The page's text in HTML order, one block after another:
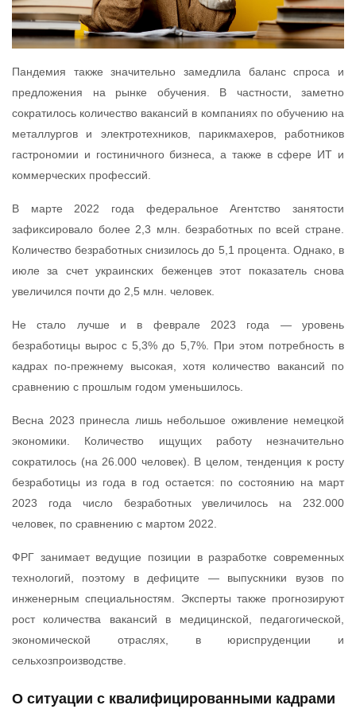
Пандемия также значительно замедлила баланс спроса и
предложения на рынке обучения. В частности, заметно
сократилось количество вакансий в компаниях по обучению на
металлургов и электротехников, парикмахеров, работников
гастрономии и гостиничного бизнеса, а также в сфере ИТ и
коммерческих профессий.
В марте 2022 года федеральное Агентство занятости
зафиксировало более 2,3 млн. безработных по всей стране.
Количество безработных снизилось до 5,1 процента. Однако, в
июле за счет украинских беженцев этот показатель снова
увеличился почти до 2,5 млн. человек.
Не стало лучше и в феврале 2023 года — уровень
безработицы вырос с 5,3% до 5,7%. При этом потребность в
кадрах по-прежнему высокая, хотя количество вакансий по
сравнению с прошлым годом уменьшилось.
Весна 2023 принесла лишь небольшое оживление немецкой
экономики. Количество ищущих работу незначительно
сократилось (на 26.000 человек). В целом, тенденция к росту
безработицы из года в год остается: по состоянию на март
2023 года число безработных увеличилось на 232.000
человек, по сравнению с мартом 2022.
ФРГ занимает ведущие позиции в разработке современных
технологий, поэтому в дефиците — выпускники вузов по
инженерным специальностям. Эксперты также прогнозируют
рост количества вакансий в медицинской, педагогической,
экономической отраслях, в юриспруденции и
сельхозпроизводстве.
О ситуации с квалифицированными кадрами